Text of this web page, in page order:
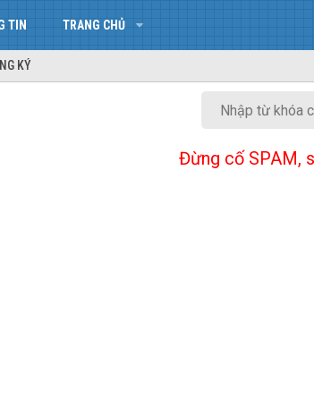
TIN TRANG CHỦ
KÝ
Đừng cố SPAM,